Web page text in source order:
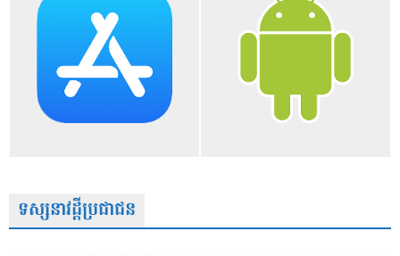
ទស្សនាវដ្តីប្រជាជន